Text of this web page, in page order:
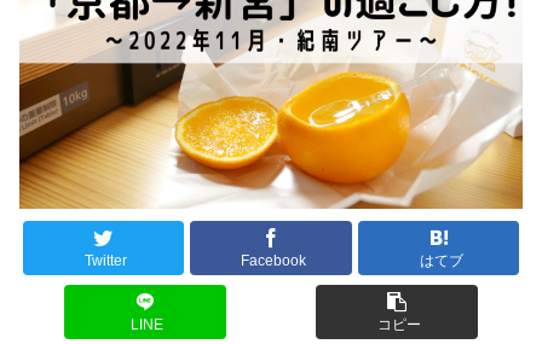
Twitter Facebook はてブ
LINE コピー